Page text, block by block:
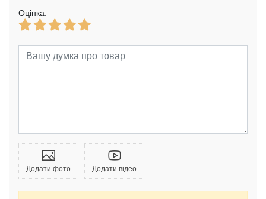
Оцінка:
Додати фото Додати відео